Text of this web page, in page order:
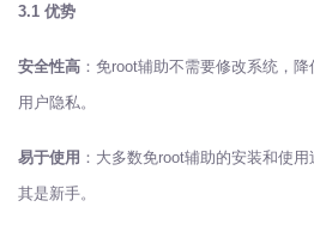
3.1 优势
安全性高 ：免root辅助不需要修改系统，
用户隐私。
易于使用 ：大多数免root辅助的安装和使
其是新手。